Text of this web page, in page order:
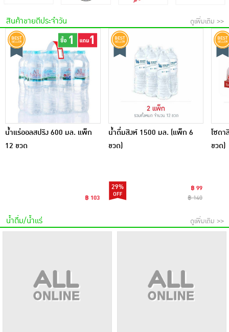
สินค้าขายดีประจำวัน ดูเพิ่มเติม >>
น้ำแร่ออลสปริง 600 มล. แพ็ก
12 ขวด
฿ 103
น้ำดื่มสิงห์ 1500 มล. (แพ็ก 6
ขวด)
29%
฿ 99
฿ 140
โซด
ขวด)
น้ำดื่ม/น้ำแร่ ดูเพิ่มเติม >>